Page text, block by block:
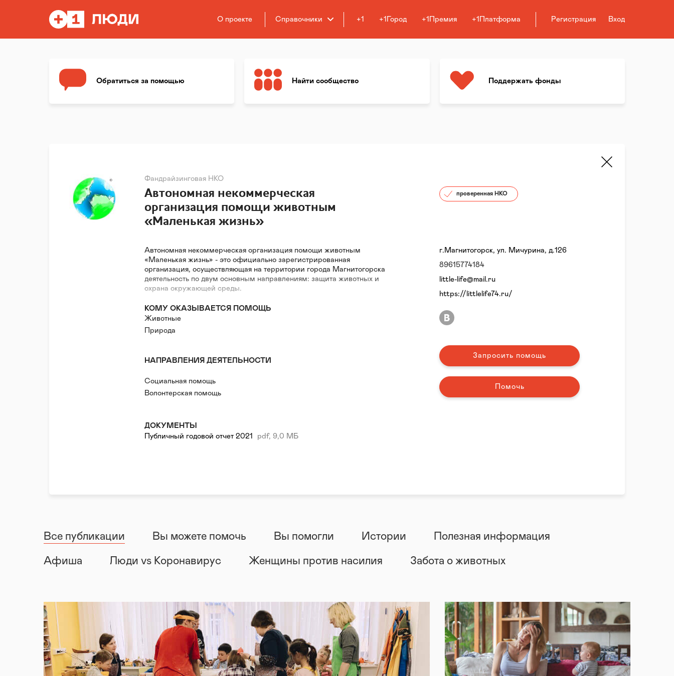
О проекте Справочники +1 +1Город +1Премия +1Платформа Регистрация Вход
Обратиться за помощью Найти сообщество Поддержать фонды
Фандрайзинговая НКО
Автономная некоммерческая
организация помощи животным
«Маленькая жизнь»
проверенная НКО
Автономная некоммерческая организация помощи животным
«Маленькая жизнь» - это официально зарегистрированная
организация, осуществляющая на территории города Магнитогорска
деятельность по двум основным направлениям: защита животных и
охрана окружающей среды.
КОМУ ОКАЗЫВАЕТСЯ ПОМОЩЬ
Животные
Природа
НАПРАВЛЕНИЯ ДЕЯТЕЛЬНОСТИ
Социальная помощь
Волонтерская помощь
ДОКУМЕНТЫ
Публичный годовой отчет 2021
pdf, 9,0 МБ
г.Магнитогорск, ул. Мичурина, д.126
89615774184
little-life@mail.ru
https://littlelife74.ru/
Запросить помощь
Помочь
Все публикации Вы можете помочь Вы помогли Истории Полезная информация
Афиша Люди vs Коронавирус Женщины против насилия Забота о животных